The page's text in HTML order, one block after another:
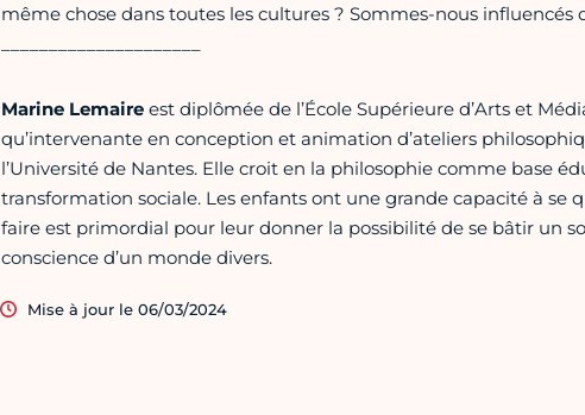
même chose dans toutes les cultures ? Sommes-nous
Marine Lemaireest diplômée de l’École Supérieure d’Arts et
qu’intervenante en conception et animation d’ateliers
l’Université de Nantes. Elle croit en la philosophie comme base
transformation sociale. Les enfants ont une grande capacité à se
faire est primordial pour leur donner la possibilité de se bâtir un
conscience d’un monde divers.
Mise à jour le 06/03/2024